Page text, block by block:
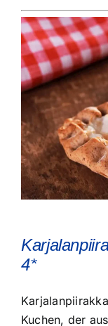
4*
Kuchen, der